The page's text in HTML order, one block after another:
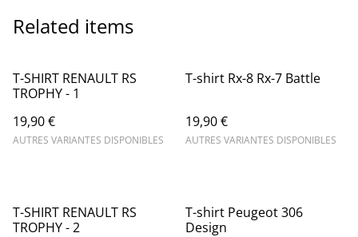
Related items
T-SHIRT RENAULT RS
TROPHY - 1
19,90 €
AUTRES VARIANTES DISPONIBLES
T-shirt Rx-8 Rx-7 Battle
19,90 €
AUTRES VARIANTES DISPONIBLES
T-SHIRT RENAULT RS
TROPHY - 2
T-shirt Peugeot 306
Design